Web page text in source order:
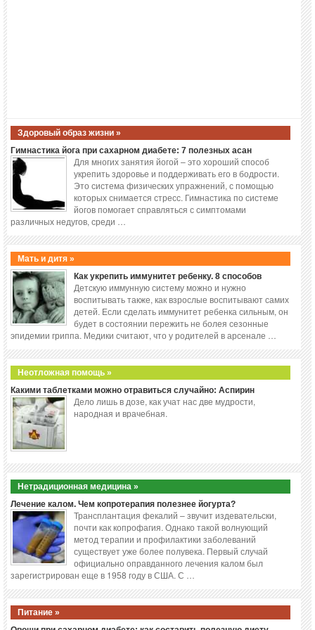
Здоровый образ жизни »
Гимнастика йога при сахарном диабете: 7 полезных асан
Для многих занятия йогой – это хороший способ
укрепить здоровье и поддерживать его в бодрости.
Это система физических упражнений, с помощью
которых снимается стресс. Гимнастика по системе
йогов помогает справляться с симптомами
различных недугов, среди …
Мать и дитя »
Как укрепить иммунитет ребенку. 8 способов
Детскую иммунную систему можно и нужно
воспитывать также, как взрослые воспитывают самих
детей. Если сделать иммунитет ребенка сильным, он
будет в состоянии пережить не болея сезонные
эпидемии гриппа. Медики считают, что у родителей в арсенале …
Неотложная помощь »
Какими таблетками можно отравиться случайно: Аспирин
Дело лишь в дозе, как учат нас две мудрости,
народная и врачебная.
Нетрадиционная медицина »
Лечение калом. Чем копротерапия полезнее йогурта?
Трансплантация фекалий – звучит издевательски,
почти как копрофагия. Однако такой волнующий
метод терапии и профилактики заболеваний
существует уже более полувека. Первый случай
официально оправданного лечения калом был
зарегистрирован еще в 1958 году в США. С …
Питание »